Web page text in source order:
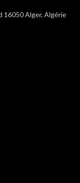
16050 Alger, Algérie